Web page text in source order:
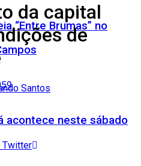
“Entre Brumas” no
acontece neste sábado
da capital
de
Santos
Twitter